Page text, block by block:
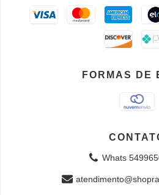
FORMAS DE
Whats